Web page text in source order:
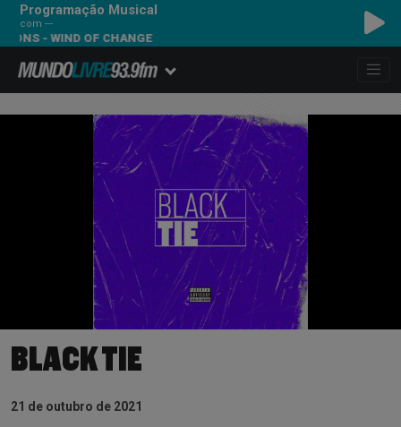
Programação Musical
com ---
- WIND OF CHANGE
BLACK TIE
21 de outubro de 2021